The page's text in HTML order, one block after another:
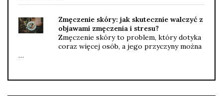
Zmęczenie skóry: jak skutecznie walczyć z
objawami zmęczenia i stresu?
Zmęczenie skóry to problem, który dotyka
coraz więcej osób, a jego przyczyny można
…